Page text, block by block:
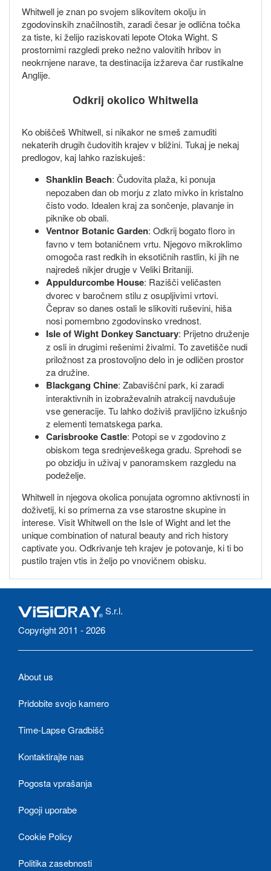
Whitwell je znan po svojem slikovitem okolju in
zgodovinskih značilnostih, zaradi česar je odlična točka
za tiste, ki želijo raziskovati lepote Otoka Wight. S
prostornimi razgledi preko nežno valovitih hribov in
neokrnjene narave, ta destinacija izžareva čar rustikalne
Anglije.
Odkrij okolico Whitwella
Ko obiščeš Whitwell, si nikakor ne smeš zamuditi
nekaterih drugih čudovitih krajev v bližini. Tukaj je nekaj
predlogov, kaj lahko raziskuješ:
Shanklin Beach: Čudovita plaža, ki ponuja
nepozaben dan ob morju z zlato mivko in kristalno
čisto vodo. Idealen kraj za sončenje, plavanje in
piknike ob obali.
Ventnor Botanic Garden: Odkrij bogato floro in
favno v tem botaničnem vrtu. Njegovo mikroklimo
omogoča rast redkih in eksotičnih rastlin, ki jih ne
najredeš nikjer drugje v Veliki Britaniji.
Appuldurcombe House: Razišči veličasten
dvorec v baročnem stilu z osupljivimi vrtovi.
Čeprav so danes ostali le slikoviti ruševini, hiša
nosi pomembno zgodovinsko vrednost.
Isle of Wight Donkey Sanctuary: Prijetno druženje
z osli in drugimi rešenimi živalmi. To zavetišče nudi
priložnost za prostovoljno delo in je odličen prostor
za družine.
Blackgang Chine: Zabaviščni park, ki zaradi
interaktivnih in izobraževalnih atrakcij navdušuje
vse generacije. Tu lahko doživiš pravljično izkušnjo
z elementi tematskega parka.
Carisbrooke Castle: Potopi se v zgodovino z
obiskom tega srednjeveškega gradu. Sprehodi se
po obzidju in uživaj v panoramskem razgledu na
podeželje.
Whitwell in njegova okolica ponujata ogromno aktivnosti in
doživetij, ki so primerna za vse starostne skupine in
interese. Visit Whitwell on the Isle of Wight and let the
unique combination of natural beauty and rich history
captivate you. Odkrivanje teh krajev je potovanje, ki ti bo
pustilo trajen vtis in željo po vnovičnem obisku.
S.r.l.
Copyright 2011 - 2026
About us
Pridobite svojo kamero
Time-Lapse Gradbišč
Kontaktirajte nas
Pogosta vprašanja
Pogoji uporabe
Cookie Policy
Politika zasebnosti